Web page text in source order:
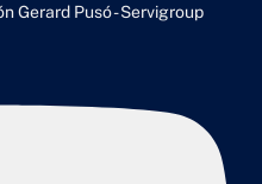
Gerard Pusó - Servigroup